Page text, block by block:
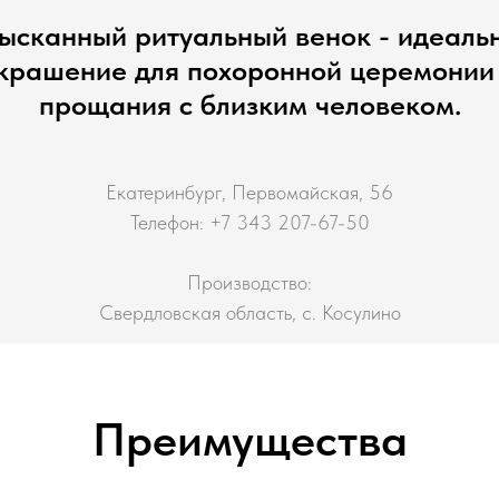
ритуальный венок -
для похоронной
прощания с близким человеком.
Екатеринбург, Первомайская, 56
Телефон: +7 343 207-67-50
Производство:
Свердловская область, с. Косулино
Преимущества